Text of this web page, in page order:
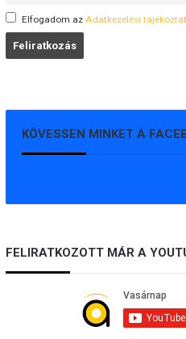
Elfogadom az Adatkezelési
KÖVESSEN MINKET A
FELIRATKOZOTT MÁR A